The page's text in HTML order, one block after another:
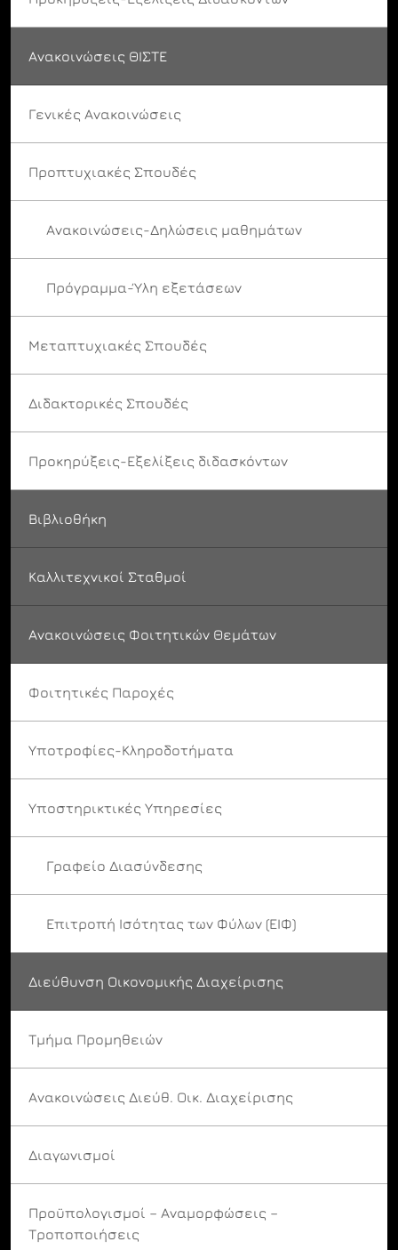
Ανακοινώσεις ΘΙΣΤΕ
Γενικές Ανακοινώσεις
Προπτυχιακές Σπουδές
Ανακοινώσεις-Δηλώσεις μαθημάτων
Πρόγραμμα-Ύλη εξετάσεων
Μεταπτυχιακές Σπουδές
Διδακτορικές Σπουδές
Προκηρύξεις-Εξελίξεις διδασκόντων
Βιβλιοθήκη
Καλλιτεχνικοί Σταθμοί
Ανακοινώσεις Φοιτητικών Θεμάτων
Φοιτητικές Παροχές
Υποτροφίες-Κληροδοτήματα
Υποστηρικτικές Υπηρεσίες
Γραφείο Διασύνδεσης
Επιτροπή Ισότητας των Φύλων (ΕΙΦ)
Διεύθυνση Οικονομικής Διαχείρισης
Τμήμα Προμηθειών
Ανακοινώσεις Διεύθ. Οικ. Διαχείρισης
Διαγωνισμοί
Προϋπολογισμοί – Αναμορφώσεις –
Τροποποιήσεις